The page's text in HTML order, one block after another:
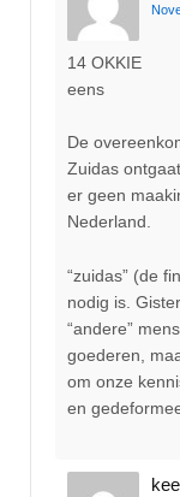
14 OKKIE
eens
De
Zuidas
er geen
Nederland.
“zuidas” (de
nodig is.
“andere”
goederen,
om onze
en